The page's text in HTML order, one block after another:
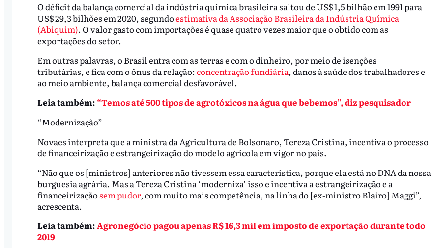
O déficit da balança comercial da indústria química brasileira saltou de US$ 1,5 bilhão em 1991 para
US$ 29,3 bilhões em 2020, segundoestimativa da Associação Brasileira da Indústria Química
(Abiquim). O valor gasto com importações é quase quatro vezes maior que o obtido com as
exportações do setor.
Em outras palavras, o Brasil entra com as terras e com o dinheiro, por meio de isenções
tributárias, e fica com o ônus da relação: concentração fundiária, danos à saúde dos trabalhadores e
ao meio ambiente, balança comercial desfavorável.
Leia também: “Temos até 500 tipos de agrotóxicos na água que bebemos”, diz pesquisador
“Modernização”
Novaes interpreta que a ministra da Agricultura de Bolsonaro, Tereza Cristina, incentiva o processo
de financeirização e estrangeirização do modelo agrícola em vigor no país.
“Não que os [ministros] anteriores não tivessem essa característica, porque ela está no DNA da nossa
burguesia agrária. Mas a Tereza Cristina ‘moderniza’ isso e incentiva a estrangeirização e a
financeirização sem pudor, com muito mais competência, na linha do [ex-ministro Blairo] Maggi”,
acrescenta.
Leia também:Agronegócio pagou apenas R$ 16,3 mil em imposto de exportação durante todo
2019